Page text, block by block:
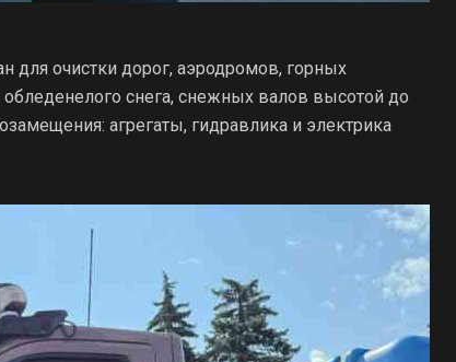
для очистки дорог, аэродромов, горных
снега, снежных валов высотой до
агрегаты, гидравлика и электрика